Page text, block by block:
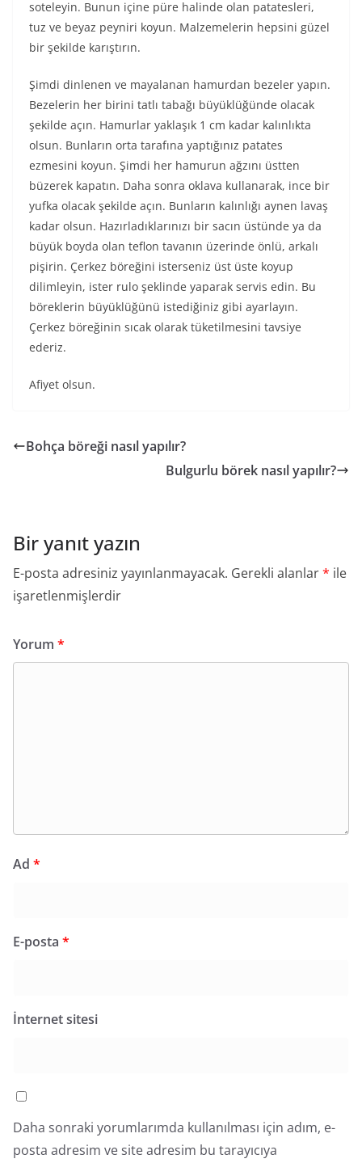
soteleyin. Bunun içine püre halinde olan patatesleri,
tuz ve beyaz peyniri koyun. Malzemelerin hepsini güzel
bir şekilde karıştırın.
Şimdi dinlenen ve mayalanan hamurdan bezeler yapın.
Bezelerin her birini tatlı tabağı büyüklüğünde olacak
şekilde açın. Hamurlar yaklaşık 1 cm kadar kalınlıkta
olsun. Bunların orta tarafına yaptığınız patates
ezmesini koyun. Şimdi her hamurun ağzını üstten
büzerek kapatın. Daha sonra oklava kullanarak, ince bir
yufka olacak şekilde açın. Bunların kalınlığı aynen lavaş
kadar olsun. Hazırladıklarınızı bir sacın üstünde ya da
büyük boyda olan teflon tavanın üzerinde önlü, arkalı
pişirin. Çerkez böreğini isterseniz üst üste koyup
dilimleyin, ister rulo şeklinde yaparak servis edin. Bu
böreklerin büyüklüğünü istediğiniz gibi ayarlayın.
Çerkez böreğinin sıcak olarak tüketilmesini tavsiye
ederiz.
Afiyet olsun.
Bohça böreği nasıl yapılır?
Bulgurlu börek nasıl yapılır?
Bir yanıt yazın
E-posta adresiniz yayınlanmayacak. Gerekli alanlar* ile
işaretlenmişlerdir
Yorum *
Ad *
E-posta *
İnternet sitesi
Daha sonraki yorumlarımda kullanılması için adım, e-
posta adresim ve site adresim bu tarayıcıya